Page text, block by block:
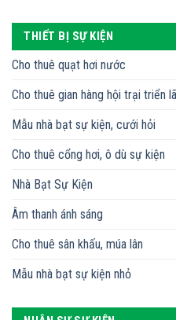
THIẾT BỊ SỰ KIỆN
Cho thuê quạt hơi nước
Cho thuê gian hàng hội trại triển
Mẫu nhà bạt sự kiện, cưới hỏi
Cho thuê cổng hơi, ô dù sự kiện
Nhà Bạt Sự Kiện
Âm thanh ánh sáng
Cho thuê sân khấu, múa lân
Mẫu nhà bạt sự kiện nhỏ